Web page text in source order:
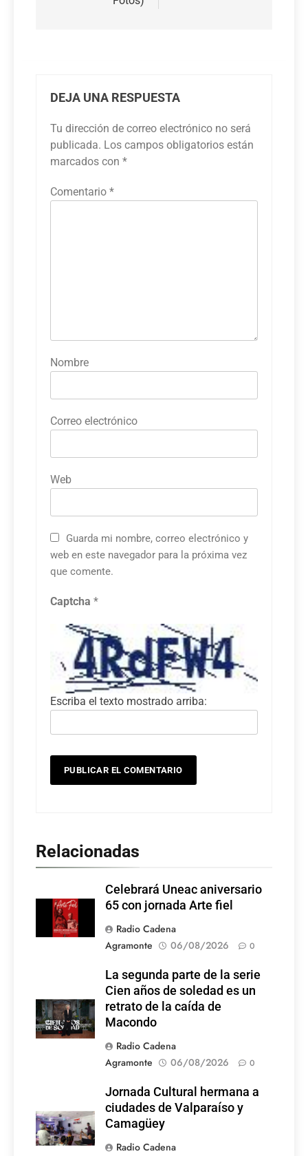
DEJA UNA RESPUESTA
Tu dirección de correo electrónico no será
publicada. Los campos obligatorios están
marcados con *
Comentario *
Nombre
Correo electrónico
Web
Guarda mi nombre, correo electrónico y
web en este navegador para la próxima vez
que comente.
Captcha *
Escriba el texto mostrado arriba:
Relacionadas
Celebrará Uneac aniversario
65 con jornada Arte fiel
Radio Cadena
Agramonte
06/08/2026 0
La segunda parte de la serie
Cien años de soledad es un
retrato de la caída de
Macondo
Radio Cadena
Agramonte
06/08/2026 0
Jornada Cultural hermana a
ciudades de Valparaíso y
Camagüey
Radio Cadena